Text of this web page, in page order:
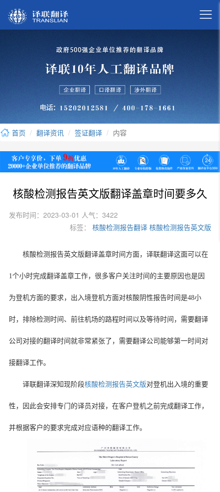

首页 翻译资讯 签证翻译 内容
核酸检测报告英文版翻译盖章时间要多久
发布时间：2023-03-01 人气：3422
标签：
核酸检测报告翻译 核酸检测报告英文版
核酸检测报告英文版翻译盖章时间方面，译联翻译这面可以在
1个小时完成翻译盖章工作，很多客户关注时间的主要原因也是因
为登机方面的要求，出入境登机方面对核酸阴性报告时间是48小
时，排除检测时间、前往机场的路程时间以及等待时间，需要翻译
公司对接的翻译时间就非常紧张了，需要翻译公司能够第一时间对
接翻译工作。
译联翻译深知现阶段核酸检测报告英文版对登机出入境的重要
性，因此会安排专门的译员对接，在客户登机之前完成翻译工作，
并根据客户的要求完成对应语种的翻译工作。